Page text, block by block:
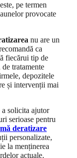
pe termen
provocate
nu are un
ca
fiecărui tip de
tratamente
depozitele
și intervenții mai
solicita ajutor
serioase pentru
deratizare
personalizate,
la menținerea
actuale.